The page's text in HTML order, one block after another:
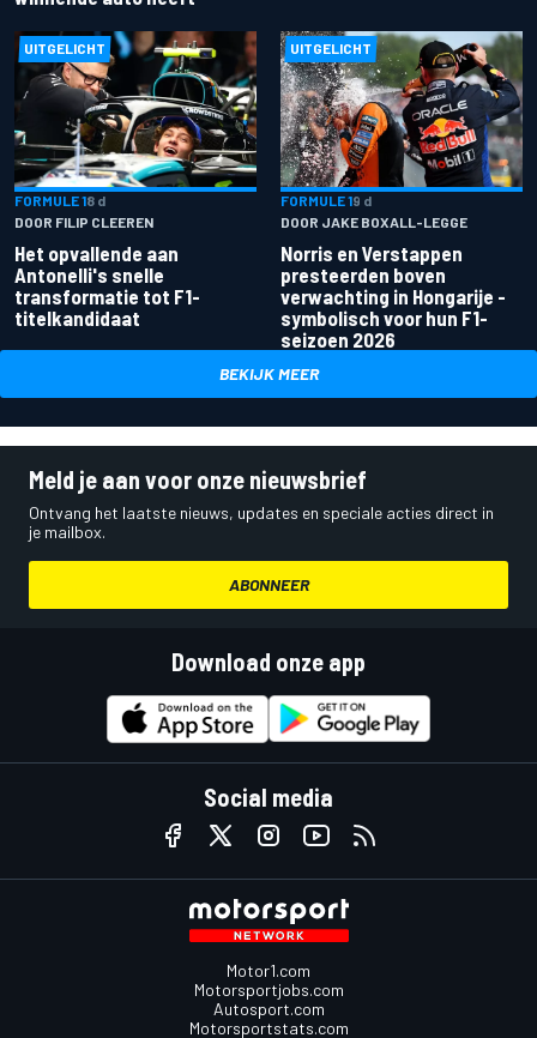
UITGELICHT
FORMULE 18 d
DOOR FILIP CLEEREN
Het opvallende aan
Antonelli's snelle
transformatie tot F1-
titelkandidaat
UITGELICHT
FORMULE 19 d
DOOR JAKE BOXALL-LEGGE
Norris en Verstappen
presteerden boven
verwachting in Hongarije -
symbolisch voor hun F1-
seizoen 2026
BEKIJK MEER
Meld je aan voor onze nieuwsbrief
Ontvang het laatste nieuws, updates en speciale acties direct in
je mailbox.
ABONNEER
Download onze app
Social media
Motor1.com
Motorsportjobs.com
Autosport.com
Motorsportstats.com